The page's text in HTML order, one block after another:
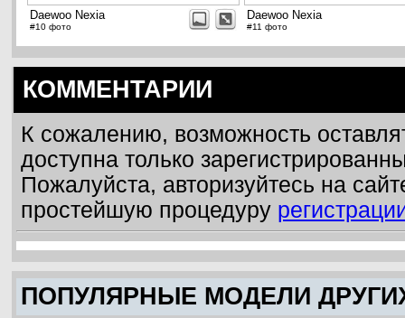
Daewoo Nexia
#10 фото
Daewoo Nexia
#11 фото
КОММЕНТАРИИ
К сожалению, возможность
доступна только
Пожалуйста, авторизуйтесь на
простейшую процедуру
ПОПУЛЯРНЫЕ МОДЕЛИ